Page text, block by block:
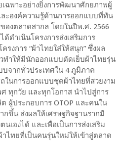
ฉพาะอย่างยิ่งการพัฒนาศักยภาพผู้
ะองค์ความรู้ด้านการออกแบบที่ทัน
องตลาดสากล โดยในปีพ.ศ. 2566
ดำเนินโครงการส่งเสริมการ
งการ “ผ้าไทยใส่ให้สนุก” ซึ่งผล
ทำให้มีนักออกแบบตัดเย็บผ้าไทยรุ่น
จากทั่วประเทศใน 4 ภูมิภาค
ในการออกแบบชุดผ้าไทยที่สวยงาม
ทุกวัย และทุกโอกาส นำไปสู่การ
ผู้ประกอบการ OTOP และคนใน
ขึ้น ส่งผลให้เศรษฐกิจฐานรากมี
เองได้ และเพื่อเป็นการส่งเสริม
ทยที่เป็นคนรุ่นใหม่ให้เข้าสู่ตลาด